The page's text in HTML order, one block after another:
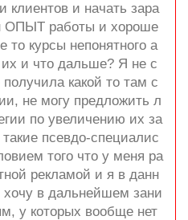
клиентов и начать зара
ОПЫТ работы и хороше
то курсы непонятного а
и что дальше? Я не с
какой то там с
не могу предложить л
по увеличению их за
псевдо-специалис
того что у меня ра
рекламой и я в данн
в дальнейшем зани
у которых вообще нет